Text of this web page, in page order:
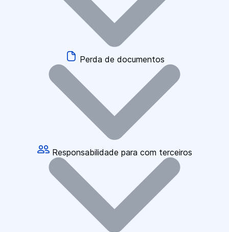
Perda de documentos
Responsabilidade para com terceiros